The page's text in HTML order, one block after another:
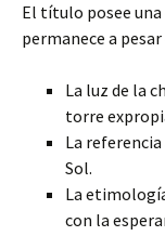
El título posee
permanece a
La luz de la
torre
La
Sol.
La
con la